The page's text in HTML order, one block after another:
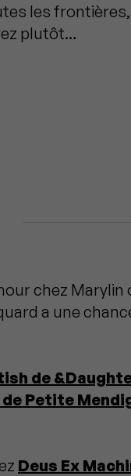
les frontières,
plutôt…
chez Marylin
a une
de
Petite
Deus Ex